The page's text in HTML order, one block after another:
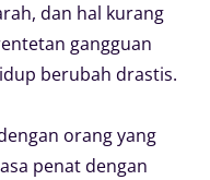
dan hal kurang
gangguan
berubah drastis.
orang yang
penat dengan